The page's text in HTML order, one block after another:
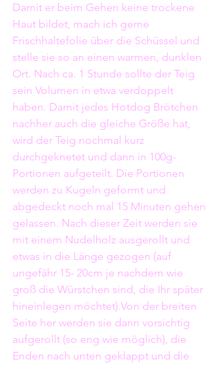
Damit er beim Gehen keine trockene
Haut bildet, mach ich gerne
Frischhaltefolie über die Schüssel und
stelle sie so an einen warmen, dunklen
Ort. Nach ca. 1 Stunde sollte der Teig
sein Volumen in etwa verdoppelt
haben. Damit jedes Hotdog Brötchen
nachher auch die gleiche Größe hat,
wird der Teig nochmal kurz
durchgeknetet und dann in 100g-
Portionen aufgeteilt. Die Portionen
werden zu Kugeln geformt und
abgedeckt noch mal 15 Minuten gehen
gelassen. Nach dieser Zeit werden sie
mit einem Nudelholz ausgerollt und
etwas in die Länge gezogen (auf
ungefähr 15- 20cm je nachdem wie
groß die Würstchen sind, die Ihr später
hineinlegen möchtet).Von der breiten
Seite her werden sie dann vorsichtig
aufgerollt (so eng wie möglich), die
Enden nach unten geklappt und die